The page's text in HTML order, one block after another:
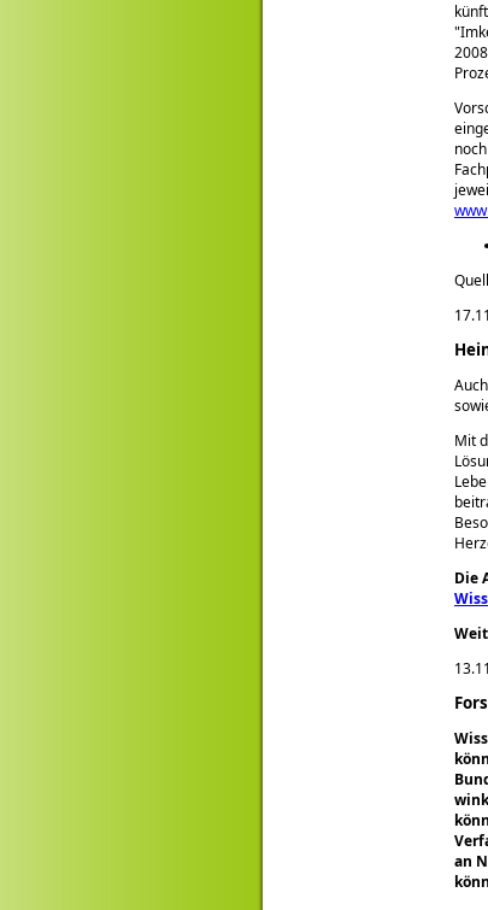
Mit
Die
an